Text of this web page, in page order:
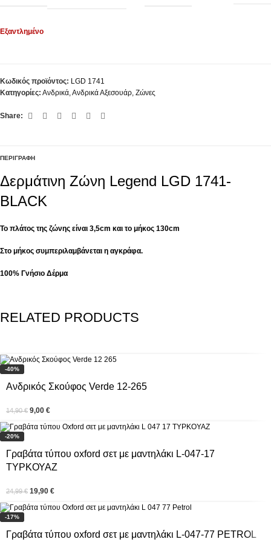
Εξαντλημένο
Κωδικός προϊόντος: LGD 1741
Κατηγορίες: Ανδρικά,Ανδρικά Αξεσουάρ, Ζώνες
Share:
ΠΕΡΙΓΡΑΦΉ
Δερμάτινη Ζώνη Legend LGD 1741-
BLACK
Το πλάτος της ζώνης είναι 3,5cm και το μήκος 130cm
Στο μήκος συμπεριλαμβάνεται η αγκράφα.
100% Γνήσιο Δέρμα
RELATED PRODUCTS
-40%
Ανδρικός Σκούφος Verde 12-265
14,90€ 9,00 €
-20%
Γραβάτα τύπου oxford σετ με μαντηλάκι L-047-17
ΤΥΡΚΟΥΑΖ
24,99€ 19,90 €
-17%
Γραβάτα τύπου oxford σετ με μαντηλάκι L-047-77 PETROL